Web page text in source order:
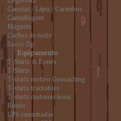
Canetas / Lápis / Carimbos
Camuflagem
Magnets
Caches de noite
Sacos Zip
Equipamento
T-Shirts & Bonés
T-Shirts
T-shirts motivo Geocaching
T-shirts trackables
T-shirts customizáveis
Bonés
GPS caminhadas